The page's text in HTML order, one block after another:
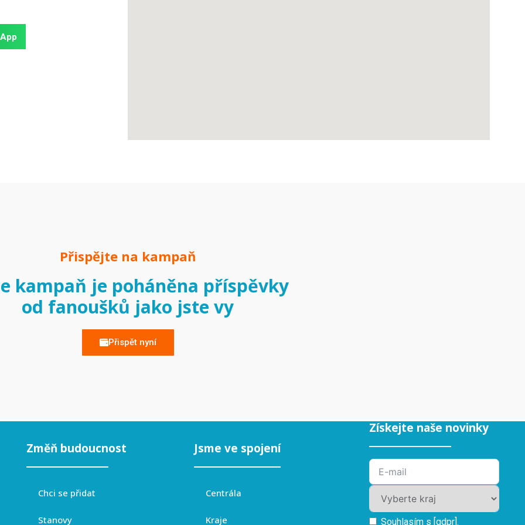
Přispějte na kampaň
kampaň je poháněna příspěvky
od fanoušků jako jste vy
Přispět nyní
Změň budoucnost
Chci se přidat
Stanovy
Jsme ve spojení
Centrála
Kraje
Získejte naše novinky
Souhlasím s [gdpr].